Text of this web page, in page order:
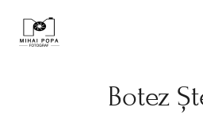
Botez